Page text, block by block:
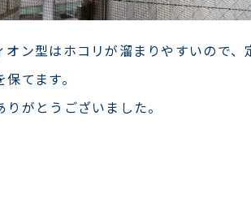
オン型はホコリが溜まりやすいので
てます。
がとうございました。